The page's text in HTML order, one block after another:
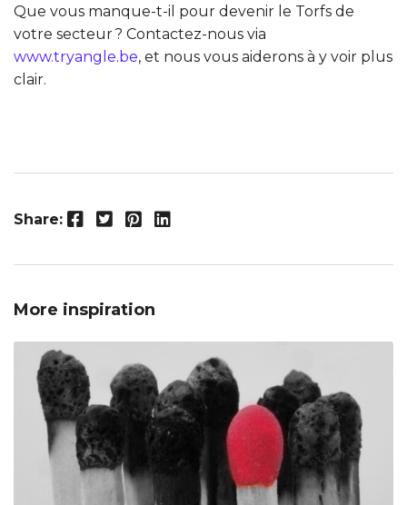
Que vous manque-t-il pour devenir le Torfs de
votre secteur ? Contactez-nous via
www.tryangle.be, et nous vous aiderons à y voir plus
clair.
Share: Facebook Twitter Pinterest LinkedIn
More inspiration